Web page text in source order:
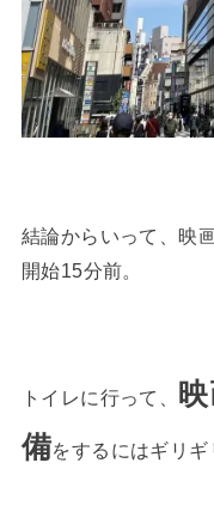
結論からいって、映
開始15分前。
トイレに行って、
備をするにはギリギ